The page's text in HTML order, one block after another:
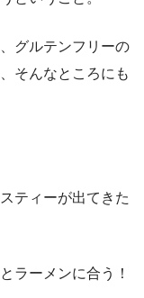
グルテンフリーの
そんなところにも
ティーが出てきた
ラーメンに合う！